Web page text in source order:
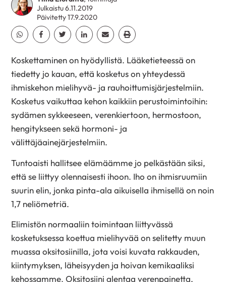
Julkaistu 6.11.2019
Päivitetty 17.9.2020
Jaa Whatsapp
Jaa Facebook
Jaa TwitterJaa Linkedin
Jaa EmailJaa Print
Koskettaminen on hyödyllistä. Lääketieteessä on
tiedetty jo kauan, että kosketus on yhteydessä
ihmiskehon mielihyvä- ja rauhoittumisjärjestelmiin.
Kosketus vaikuttaa kehon kaikkiin perustoimintoihin:
sydämen sykkeeseen, verenkiertoon, hermostoon,
hengitykseen sekä hormoni- ja
välittäjäainejärjestelmiin.
Tuntoaisti hallitsee elämäämme jo pelkästään siksi,
että se liittyy olennaisesti ihoon. Iho on ihmisruumiin
suurin elin, jonka pinta-ala aikuisella ihmisellä on noin
1,7 neliömetriä.
Elimistön normaaliin toimintaan liittyvässä
kosketuksessa koettua mielihyvää on selitetty muun
muassa oksitosiinilla, jota voisi kuvata rakkauden,
kiintymyksen, läheisyyden ja hoivan kemikaaliksi
kehossamme. Oksitosiini alentaa verenpainetta,